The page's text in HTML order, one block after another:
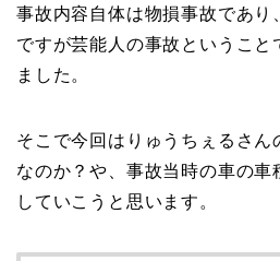
事故内容自体は物損事故であり
ですが芸能人の事故ということ
ました。
そこで今回はりゅうちぇるさん
なのか？や、事故当時の車の車
していこうと思います。